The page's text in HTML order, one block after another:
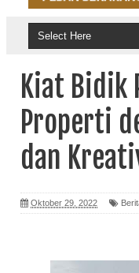
Kiat Bidik
Properti
dan
Oktober 29, 2022